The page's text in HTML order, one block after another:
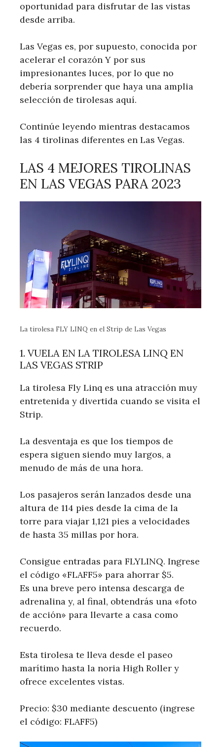
oportunidad para disfrutar de las vistas
desde arriba.
Las Vegas es, por supuesto, conocida por
acelerar el corazón Y por sus
impresionantes luces, por lo que no
debería sorprender que haya una amplia
selección de tirolesas aquí.
Continúe leyendo mientras destacamos
las 4 tirolinas diferentes en Las Vegas.
LAS 4 MEJORES TIROLINAS
EN LAS VEGAS PARA 2023
La tirolesa FLY LINQ en el Strip de Las Vegas
1. VUELA EN LA TIROLESA LINQ EN
LAS VEGAS STRIP
La tirolesa Fly Linq es una atracción muy
entretenida y divertida cuando se visita el
Strip.
La desventaja es que los tiempos de
espera siguen siendo muy largos, a
menudo de más de una hora.
Los pasajeros serán lanzados desde una
altura de 114 pies desde la cima de la
torre para viajar 1,121 pies a velocidades
de hasta 35 millas por hora.
Consigue entradas para FLYLINQ. Ingrese
el código «FLAFF5» para ahorrar $5.
Es una breve pero intensa descarga de
adrenalina y, al final, obtendrás una «foto
de acción» para llevarte a casa como
recuerdo.
Esta tirolesa te lleva desde el paseo
marítimo hasta la noria High Roller y
ofrece excelentes vistas.
Precio: $30 mediante descuento (ingrese
el código: FLAFF5)